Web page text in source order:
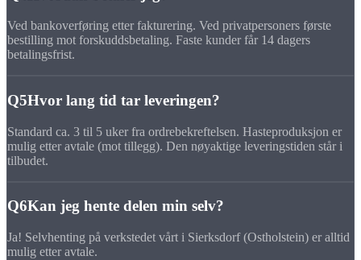
Ved bankoverføring etter fakturering. Ved privatpersoners første
bestilling mot forskuddsbetaling. Faste kunder får 14 dagers
betalingsfrist.
Q5Hvor lang tid tar leveringen?
Standard ca. 3 til 5 uker fra ordrebekreftelsen. Hasteproduksjon er
mulig etter avtale (mot tillegg). Den nøyaktige leveringstiden står i
tilbudet.
Q6Kan jeg hente delen min selv?
Ja! Selvhenting på verkstedet vårt i Sierksdorf (Ostholstein) er alltid
mulig etter avtale.